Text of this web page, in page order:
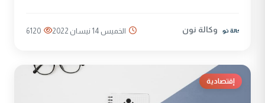
وكالة نون الخميس 14 نيسان 2022 6120
إقتصادية